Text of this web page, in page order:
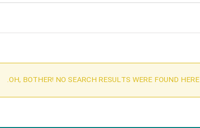
OH, BOTHER! NO SEARCH RESULTS WERE FOUND HERE.